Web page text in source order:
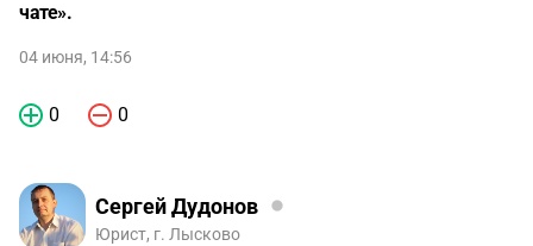
чате».
04 июня, 14:56
0 0
Сергей Дудонов
Юрист, г. Лысково